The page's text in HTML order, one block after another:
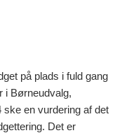
på plads i fuld gang
i Børneudvalg,
en vurdering af det
Det er